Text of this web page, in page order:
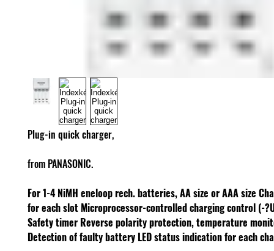
Plug-in quick charger,
from PANASONIC.
For 1-4 NiMH eneloop rech. batteries, AA size or AAA size
for each slot Microprocessor-controlled charging control (-
Safety timer Reverse polarity protection, temperature
Detection of faulty battery LED status indication for each